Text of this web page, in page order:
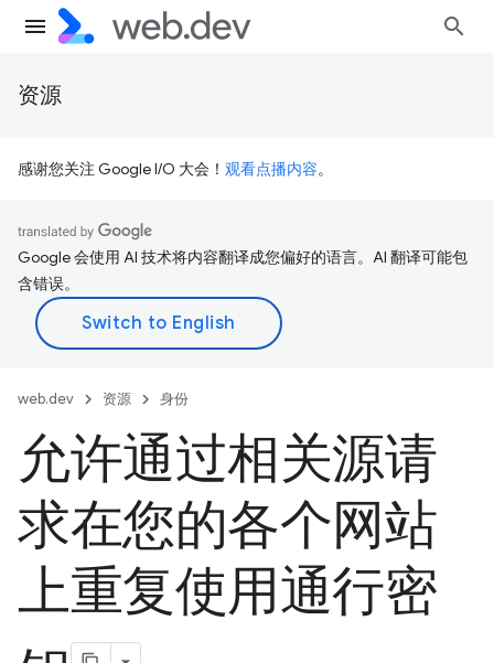
资源
感谢您关注 Google I/O 大会！ 观看点播内容。
Google 会使用 AI 技术将内容翻译成您偏好的语言。AI 翻译可能包
含错误。
web.dev 资源 身份
允许通过相关源请
求在您的各个网站
上重复使用通行密